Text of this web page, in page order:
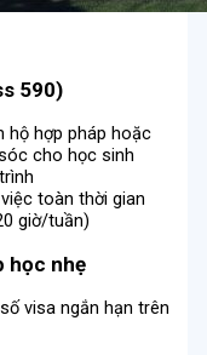
590)
hộ hợp pháp hoặc
cho học sinh
toàn thời gian
giờ/tuần)
học nhẹ
visa ngắn hạn trên